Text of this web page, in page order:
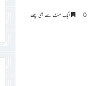
0 ایک منٹ سے بھی پہلے